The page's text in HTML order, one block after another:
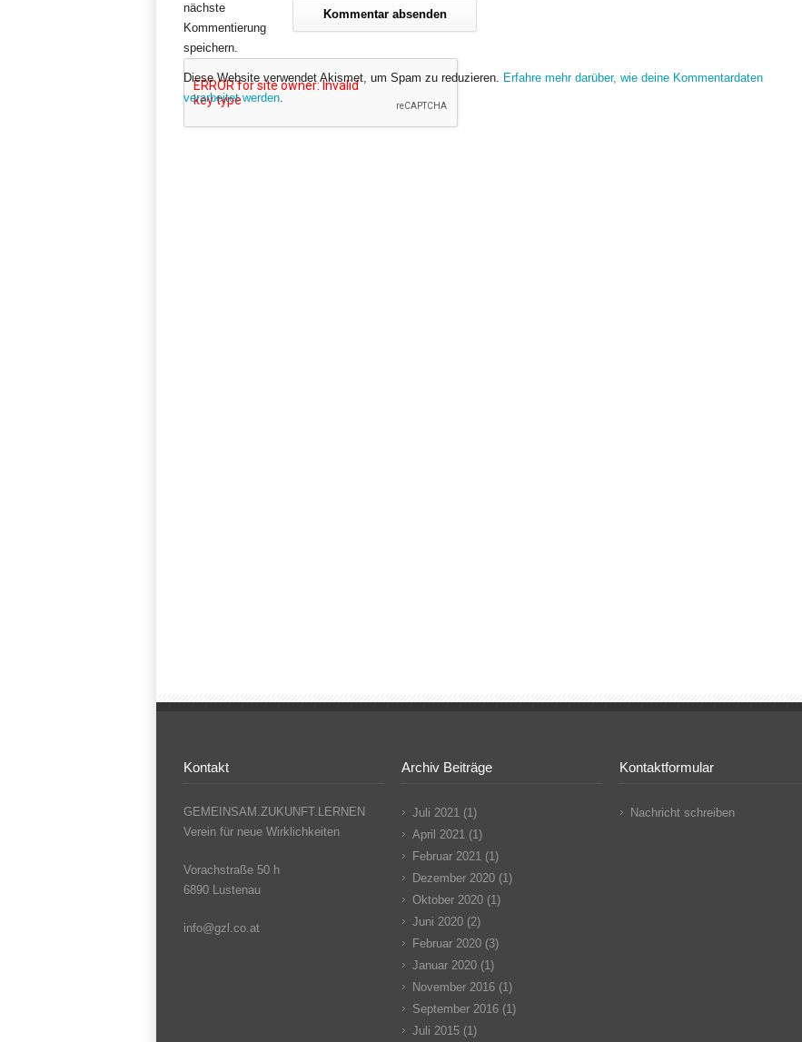
nächste
Kommentierung
speichern.
Diese Website verwendet Akismet, um Spam zu reduzieren. Erfahre mehr darüber, wie deine Kommentardaten
verarbeitet werden.
Kontakt
GEMEINSAM.ZUKUNFT.LERNEN
Verein für neue Wirklichkeiten
Vorachstraße 50 h
6890 Lustenau
info@gzl.co.at
Archiv Beiträge
Juli 2021 (1)
April 2021 (1)
Februar 2021 (1)
Dezember 2020 (1)
Oktober 2020 (1)
Juni 2020 (2)
Februar 2020 (3)
Januar 2020 (1)
November 2016 (1)
September 2016 (1)
Juli 2015 (1)
Kontaktformular
Nachricht schreiben